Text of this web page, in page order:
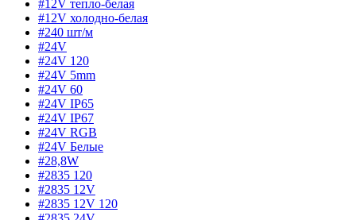
#12V тепло-белая
#12V холодно-белая
#240 шт/м
#24V
#24V 120
#24V 5mm
#24V 60
#24V IP65
#24V IP67
#24V RGB
#24V Белые
#28,8W
#2835 120
#2835 12V
#2835 12V 120